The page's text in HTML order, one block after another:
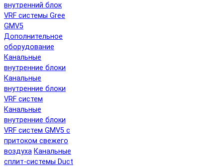
внутренний блок
VRF системы Gree
GMV5
Дополнительное
оборудование
Канальные
внутренние блоки
Канальные
внутренние блоки
VRF систем
Канальные
внутренние блоки
VRF систем GMV5 с
притоком свежего
воздуха Канальные
сплит-системы Duct